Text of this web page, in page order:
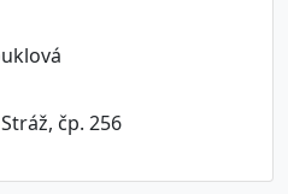
čp. 256